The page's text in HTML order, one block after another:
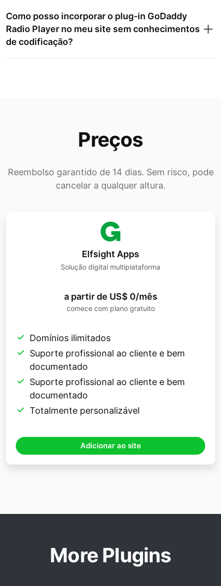
Como posso incorporar o plug-in GoDaddy
Radio Player no meu site sem conhecimentos
de codificação?
Preços
Reembolso garantido de 14 dias. Sem risco, pode
cancelar a qualquer altura.
Elfsight Apps
Solução digital multiplataforma
a partir de US$ 0/mês
comece com plano gratuito
Domínios ilimitados
Suporte profissional ao cliente e bem
documentado
Suporte profissional ao cliente e bem
documentado
Totalmente personalizável
Adicionar ao site
More Plugins